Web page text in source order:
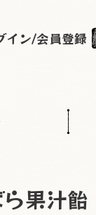
イン/会員登録
ら果汁